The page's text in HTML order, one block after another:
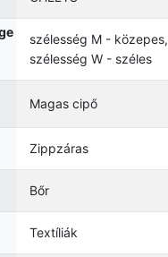
szélesség M - közepes,
szélesség W - széles
Magas cipő
Zippzáras
Bőr
Textíliák